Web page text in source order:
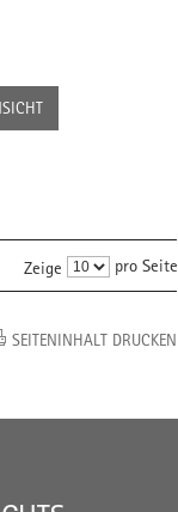
Zeige pro Seite
SEITENINHALT DRUCKEN